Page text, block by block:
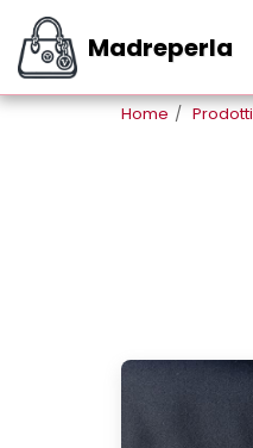
Madreperla
Home Prodotti